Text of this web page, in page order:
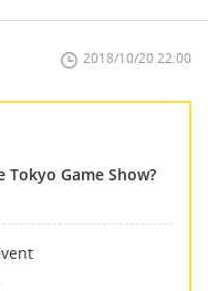
2018/10/20 22:00
Game Show?